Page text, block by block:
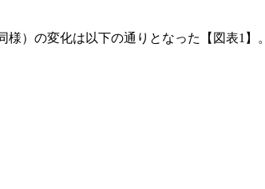
）の変化は以下の通りとなった【図表1】。